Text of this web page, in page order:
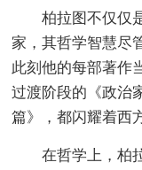
柏拉图不仅仅
家，其哲学智慧尽
此刻他的每部著作
过渡阶段的《政治
篇》，都闪耀着西
在哲学上，柏